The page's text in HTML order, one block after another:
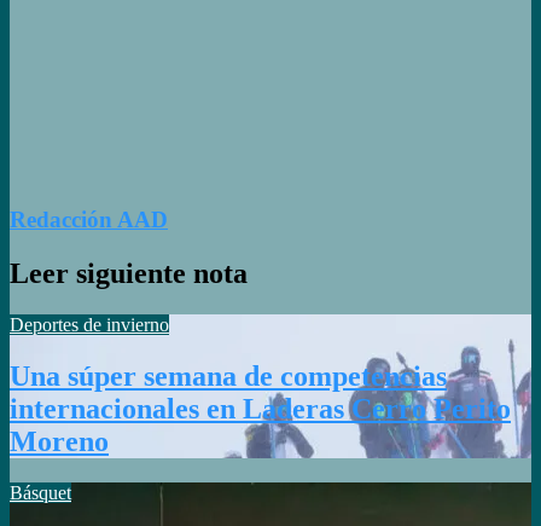
Redacción AAD
Leer siguiente nota
Deportes de invierno
Una súper semana de competencias
internacionales en Laderas Cerro Perito
Moreno
Básquet